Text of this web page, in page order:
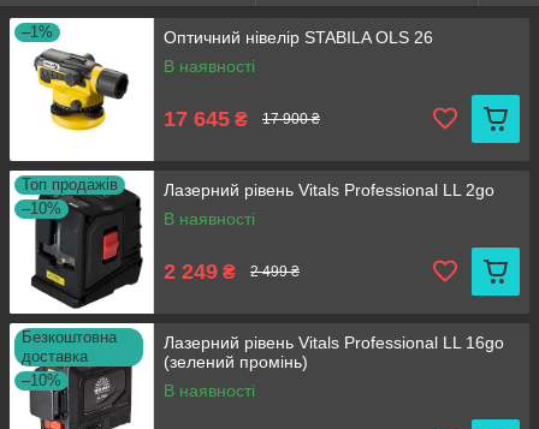
–1%
Оптичний нівелір STABILA OLS 26
В наявності
17 645 ₴ 17 900 ₴
Топ продажів
–10%
Лазерний рівень Vitals Professional LL 2go
В наявності
2 249 ₴ 2 499 ₴
Безкоштовна
доставка
–10%
Лазерний рівень Vitals Professional LL 16go
(зелений промінь)
В наявності